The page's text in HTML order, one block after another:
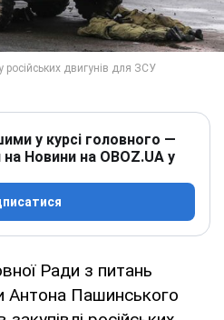
у курсі головного —
на Новини на OBOZ.UA у
Ради з питань
Антона Пашинського